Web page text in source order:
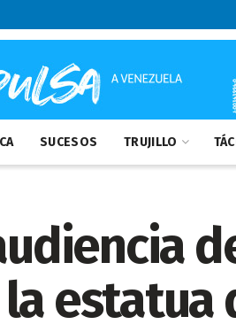
SUCESOS TRUJILLO
estatua